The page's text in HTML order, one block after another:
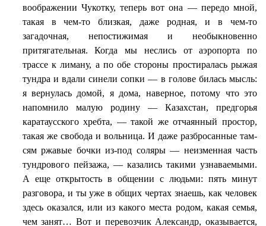
воображении Чукотку, теперь вот она — передо мной,
такая в чем-то близкая, даже родная, и в чем-то
загадочная, непостижимая и необыкновенно
притягательная. Когда мы неслись от аэропорта по
трассе к лиману, а по обе стороны простиралась рыжая
тундра и вдали синели сопки — в голове билась мысль:
я вернулась домой, я дома, наверное, потому что это
напомнило малую родину — Казахстан, предгорья
каратаусского хребта, — такой же отчаянный простор,
такая же свобода и вольница. И даже разбросанные там-
сям ржавые бочки из-под соляры — неизменная часть
тундрового пейзажа, — казались такими узнаваемыми.
А еще открытость в общении с людьми: пять минут
разговора, и ты уже в общих чертах знаешь, как человек
здесь оказался, или из какого места родом, какая семья,
чем занят… Вот и перевозчик Александр, оказывается,